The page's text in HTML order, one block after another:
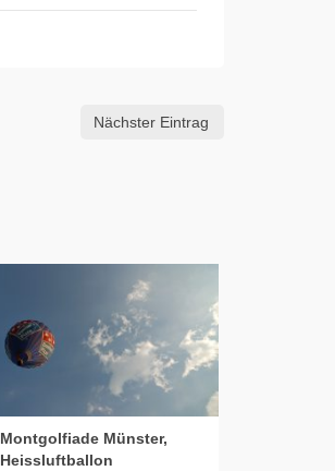
Nächster Eintrag
Montgolfiade Münster,
Heissluftballon